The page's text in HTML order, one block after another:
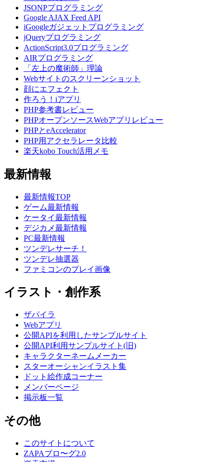
JSONPプログラミング
Google AJAX Feed API
iGoogleガジェットプログラミング
jQueryプログラミング
ActionScript3.0プログラミング
AIRプログラミング
「左上の魔術師」理論
Webサイトのスクリーンショット
顔にエフェクト
作ろう！iアプリ
PHP参考書レビュー
PHPオープンソースWebアプリレビュー
PHPとeAccelerator
PHP用アクセラレータ比較
楽天kobo Touch活用メモ
最新情報
最新情報TOP
ゲーム最新情報
ケータイ最新情報
デジカメ最新情報
PC最新情報
ツンデレサーチ！
ツンデレ抽選器
ファミコンのプレイ画像
イラスト・創作系
ザパイラ
Webアプリ
公開APIを利用したサンプルサイト
公開API利用サンプルサイト(旧)
キャラクターネームメーカー
スターオーシャンイラスト集
ドット絵作成コーナー
メンバーページ
掲示板一覧
その他
このサイトについて
ZAPAブロ〜グ2.0